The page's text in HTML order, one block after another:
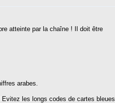
atteinte par la chaîne ! Il doit être
arabes.
les longs codes de cartes bleues